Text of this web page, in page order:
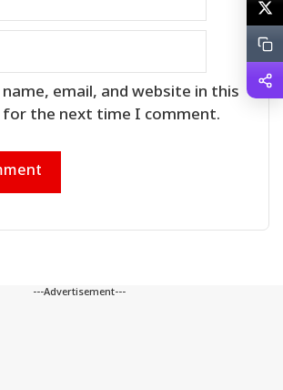
name, email, and website in this
the next time I comment.
---Advertisement---